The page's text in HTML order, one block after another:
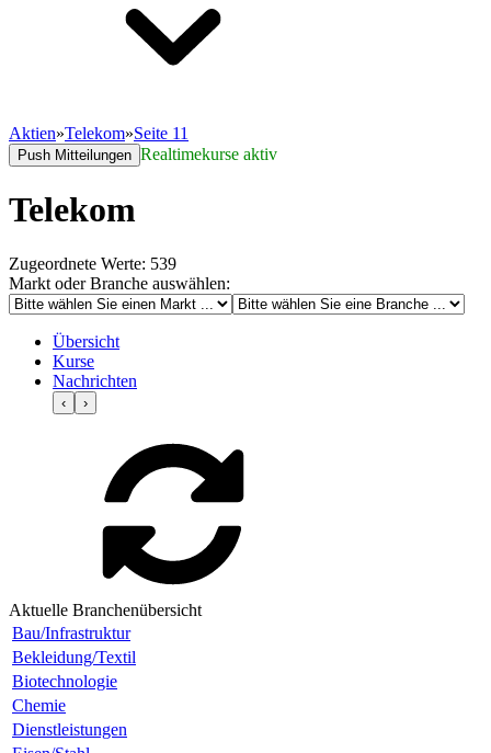
Aktien»Telekom»Seite 11
Push Mitteilungen Realtimekurse aktiv
Telekom
Zugeordnete Werte: 539
Markt oder Branche auswählen:
Übersicht
Kurse
Nachrichten
‹ ›
Aktuelle Branchenübersicht
Bau/Infrastruktur
Bekleidung/Textil
Biotechnologie
Chemie
Dienstleistungen